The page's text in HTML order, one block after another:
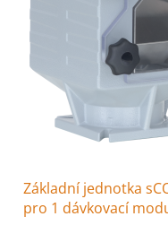
Základní jednotka
pro 1 dávkovací